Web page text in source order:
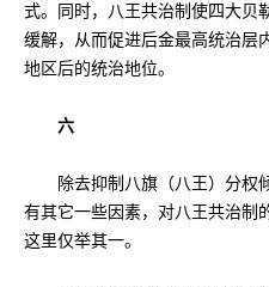
式。同时，八王共治制使四大贝
缓解，从而促进后金最高统治层
地区后的统治地位。
六
除去抑制八旗（八王）分权
有其它一些因素，对八王共治制
这里仅举其一。